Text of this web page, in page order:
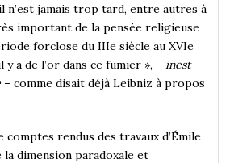
n’est jamais trop tard, entre autres à
important de la pensée religieuse
forclose du IIIe siècle au XVIe
a de l’or dans ce fumier », – inest
– comme disait déjà Leibniz à propos
rendus des travaux d’Émile
dimension paradoxale et